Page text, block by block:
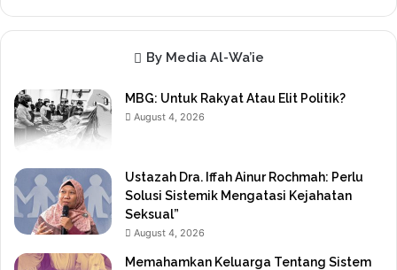
By Media Al-Wa’ie
MBG: Untuk Rakyat Atau Elit Politik?
August 4, 2026
Ustazah Dra. Iffah Ainur Rochmah: Perlu
Solusi Sistemik Mengatasi Kejahatan
Seksual”
August 4, 2026
Memahamkan Keluarga Tentang Sistem